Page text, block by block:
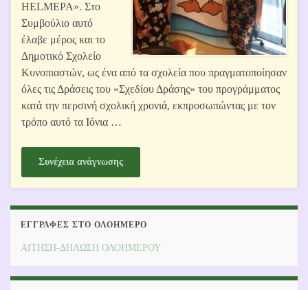
HELMEPA». Στο
Συμβούλιο αυτό
έλαβε μέρος και το
Δημοτικό Σχολείο
Κυνοπιαστών, ως ένα από τα σχολεία που πραγματοποίησαν
όλες τις Δράσεις του «Σχεδίου Δράσης» του προγράμματος
κατά την περσινή σχολική χρονιά, εκπροσωπώντας με τον
τρόπο αυτό τα Ιόνια …
Συνέχεια ανάγνωσης
ΕΓΓΡΑΦΕΣ ΣΤΟ ΟΛΟΗΜΕΡΟ
ΑΙΤΗΣΗ-ΔΗΛΩΣΗ ΟΛΟΗΜΕΡΟΥ